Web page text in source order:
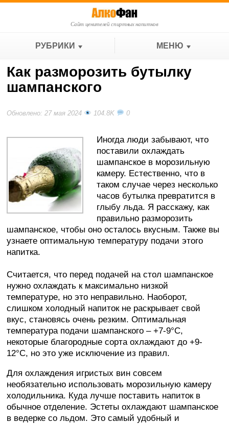
Сайт ценителей спиртных напитков
РУБРИКИ МЕНЮ
Как разморозить бутылку
шампанского
Обновлено: 27 мая 2024 104.8K 0
Иногда люди забывают, что
поставили охлаждать
шампанское в морозильную
камеру. Естественно, что в
таком случае через несколько
часов бутылка превратится в
глыбу льда. Я расскажу, как
правильно разморозить
шампанское, чтобы оно осталось вкусным. Также вы
узнаете оптимальную температуру подачи этого
напитка.
Считается, что перед подачей на стол шампанское
нужно охлаждать к максимально низкой
температуре, но это неправильно. Наоборот,
слишком холодный напиток не раскрывает свой
вкус, становясь очень резким. Оптимальная
температура подачи шампанского – +7-9°C,
некоторые благородные сорта охлаждают до +9-
12°C, но это уже исключение из правил.
Для охлаждения игристых вин совсем
необязательно использовать морозильную камеру
холодильника. Куда лучше поставить напиток в
обычное отделение. Эстеты охлаждают шампанское
в ведерке со льдом. Это самый удобный и